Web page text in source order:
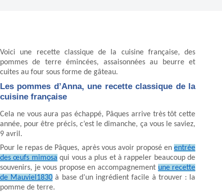
Voici une recette classique de la cuisine française, des
pommes de terre émincées, assaisonnées au beurre et
cuites au four sous forme de gâteau.
Les pommes d’Anna, une recette classique de la
cuisine française
Cela ne vous aura pas échappé, Pâques arrive très tôt cette
année, pour être précis, c’est le dimanche, ça vous le saviez,
9 avril.
Pour le repas de Pâques, après vous avoir proposé enentrée
des œufs mimosa qui vous a plus et à rappeler beaucoup de
souvenirs, je vous propose en accompagnement une recette
de Mauviel1830 à base d’un ingrédient facile à trouver : la
pomme de terre.